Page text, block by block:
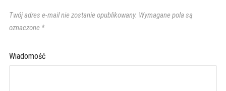
Twój adres e-mail nie zostanie opublikowany. Wymagane pola są
oznaczone *
Wiadomość